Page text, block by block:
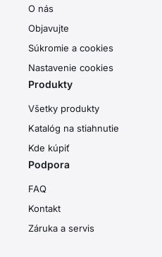
O nás
Objavujte
Súkromie a cookies
Nastavenie cookies
Produkty
Všetky produkty
Katalóg na stiahnutie
Kde kúpiť
Podpora
FAQ
Kontakt
Záruka a servis